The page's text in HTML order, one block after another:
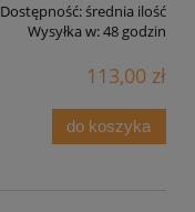
Dostępność:średnia ilość
Wysyłka w:48 godzin
113,00 zł
do koszyka